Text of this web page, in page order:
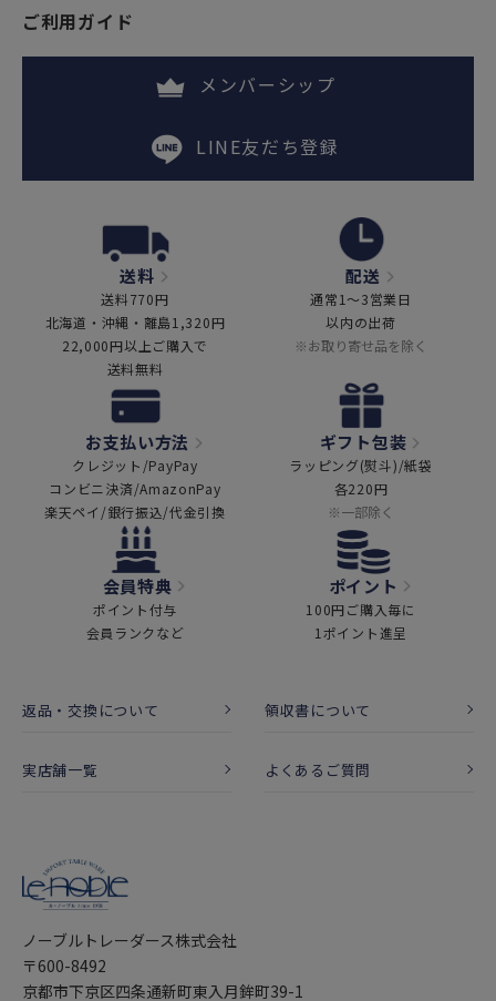
ご利用ガイド
メンバーシップ
LINE友だち登録
送料
送料770円
北海道・沖縄・離島1,320円
22,000円以上ご購入で
送料無料
配送
通常1～3営業日
以内の出荷
※お取り寄せ品を除く
お支払い方法
クレジット/PayPay
コンビニ決済/AmazonPay
楽天ペイ/銀行振込/代金引換
ギフト包装
ラッピング(熨斗)/紙袋
各220円
※一部除く
会員特典
ポイント付与
会員ランクなど
ポイント
100円ご購入毎に
1ポイント進呈
返品・交換について 領収書について
実店舗一覧 よくあるご質問
ノーブルトレーダース株式会社
〒600-8492
京都市下京区四条通新町東入月鉾町39-1